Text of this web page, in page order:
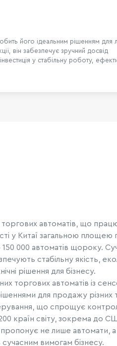
його ідеальним рішенням для
він забезпечує зручний досвід
у стабільну роботу,
торгових автоматів, що
у Китаї загальною площею
000 автоматів щороку.
стабільну якість,
рішення для бізнесу.
торгових автоматів із
для продажу різних
що спрощує
країн світу, зокрема до
пропонує не лише автомати,
сучасним вимогам бізнесу.